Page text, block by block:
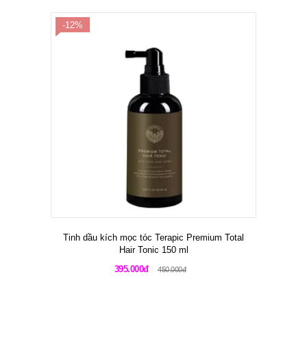
-12%
Tinh dầu kích mọc tóc Terapic Premium Total
Hair Tonic 150 ml
395.000đ
450.000đ